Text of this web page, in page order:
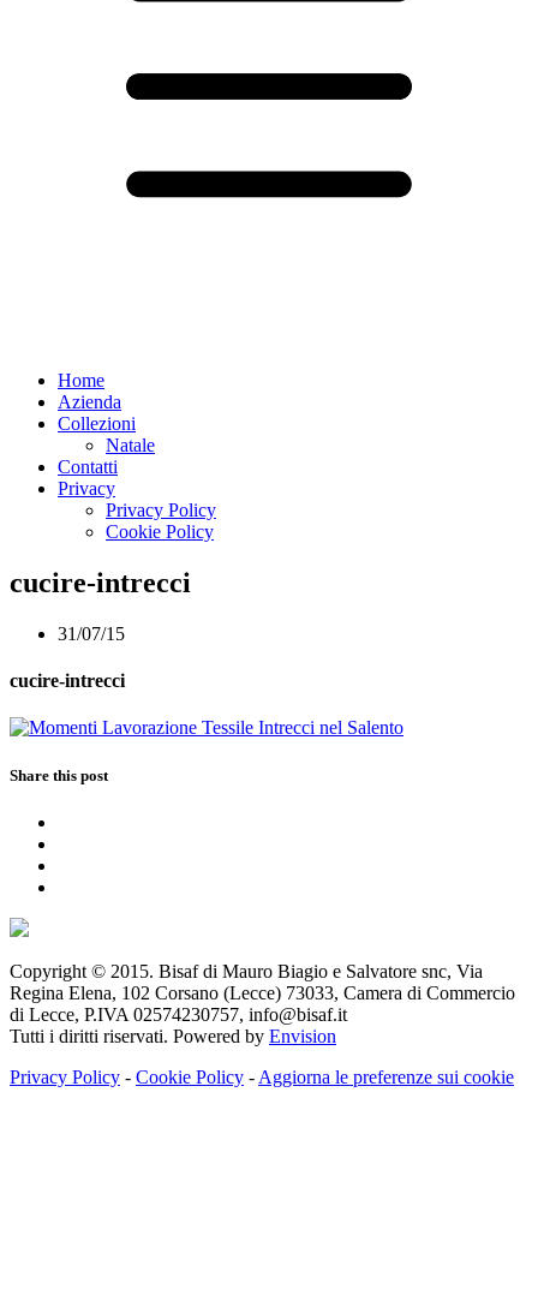
Home
Azienda
Collezioni
Natale
Contatti
Privacy
Privacy Policy
Cookie Policy
cucire-intrecci
31/07/15
cucire-intrecci
Share this post
Copyright © 2015. Bisaf di Mauro Biagio e Salvatore snc, Via
Regina Elena, 102 Corsano (Lecce) 73033, Camera di Commercio
di Lecce, P.IVA 02574230757, info@bisaf.it
Tutti i diritti riservati. Powered by Envision
Privacy Policy - Cookie Policy - Aggiorna le preferenze sui cookie